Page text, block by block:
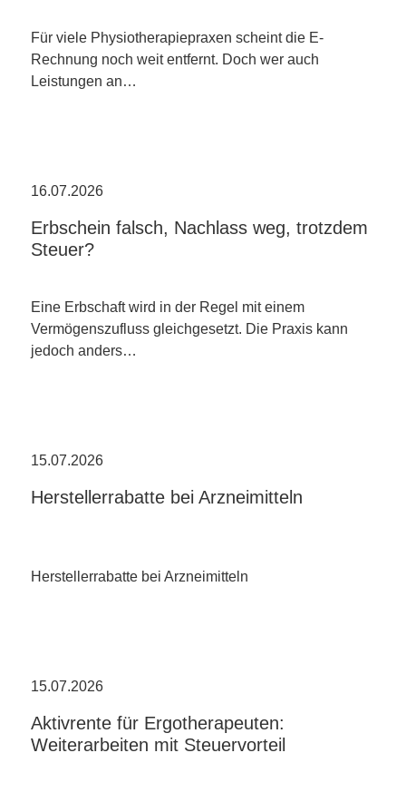
Für viele Physiotherapiepraxen scheint die E-
Rechnung noch weit entfernt. Doch wer auch
Leistungen an…
16.07.2026
Erbschein falsch, Nachlass weg, trotzdem
Steuer?
Eine Erbschaft wird in der Regel mit einem
Vermögenszufluss gleichgesetzt. Die Praxis kann
jedoch anders…
15.07.2026
Herstellerrabatte bei Arzneimitteln
Herstellerrabatte bei Arzneimitteln
15.07.2026
Aktivrente für Ergotherapeuten:
Weiterarbeiten mit Steuervorteil